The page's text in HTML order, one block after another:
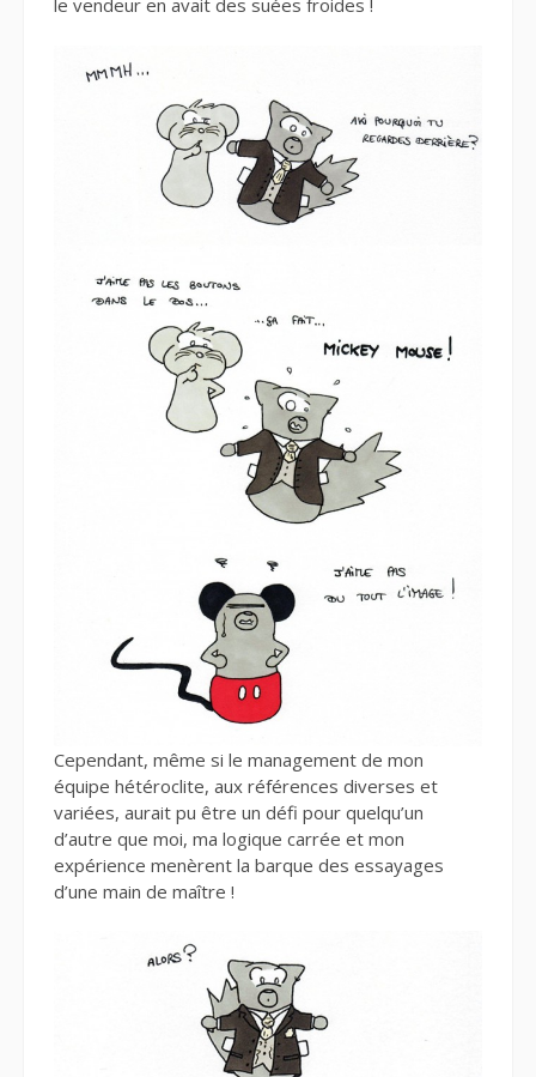
le vendeur en avait des suées froides !
Cependant, même si le management de mon
équipe hétéroclite, aux références diverses et
variées, aurait pu être un défi pour quelqu’un
d’autre que moi, ma logique carrée et mon
expérience menèrent la barque des essayages
d’une main de maître !